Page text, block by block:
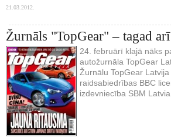
21.03.2012.
Žurnāls "TopGear" – tagad
24. februārī klajā nāks
autožurnāla TopGear
Žurnālu TopGear
raidsabiedrības BBC
izdevniecība SBM Latvia.